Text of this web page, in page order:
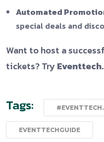
Automated
special deals and
Want to host a
tickets? Try
Tags:
EVENTTECHGUIDE